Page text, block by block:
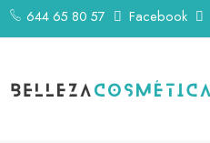
644 65 80 57 Facebook